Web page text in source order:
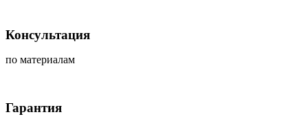
Консультация
по материалам
Гарантия